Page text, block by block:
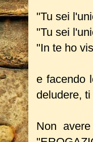
"Tu sei
"Tu sei
"In te ho
e facendo
deludere,
Non